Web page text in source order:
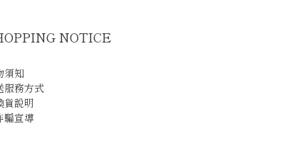
NOTICE
須知
服務方式
貨說明
騙宣導